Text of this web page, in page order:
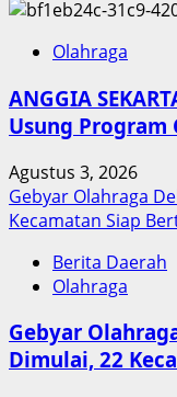
Olahraga
ANGGIA
Usung Program
Agustus 3, 2026
Gebyar Olahraga
Kecamatan Siap
Berita Daerah
Olahraga
Gebyar
Dimulai, 22